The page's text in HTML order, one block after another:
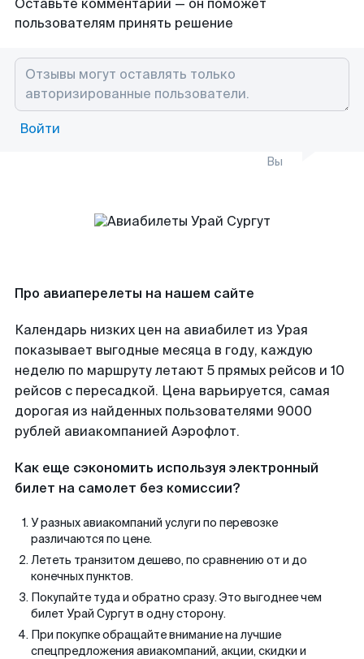
Оставьте комментарий — он поможет
пользователям принять решение
Войти
Вы
Про авиаперелеты на нашем сайте
Календарь низких цен на авиабилет из Урая
показывает выгодные месяца в году, каждую
неделю по маршруту летают 5 прямых рейсов и 10
рейсов с пересадкой. Цена варьируется, самая
дорогая из найденных пользователями 9000
рублей авиакомпанией Аэрофлот.
Как еще сэкономить используя электронный
билет на самолет без комиссии?
У разных авиакомпаний услуги по перевозке
различаются по цене.
Лететь транзитом дешево, по сравнению от и до
конечных пунктов.
Покупайте туда и обратно сразу. Это выгоднее чем
билет Урай Сургут в одну сторону.
При покупке обращайте внимание на лучшие
спецпредложения авиакомпаний, акции, скидки и